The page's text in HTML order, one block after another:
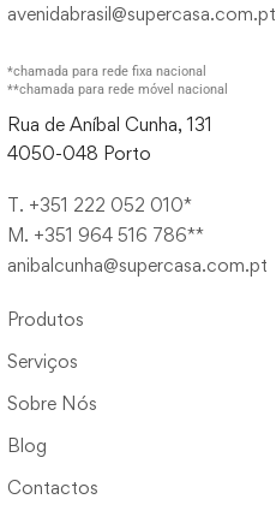
avenidabrasil@supercasa.com.pt
*chamada para rede fixa nacional
**chamada para rede móvel nacional
Rua de Aníbal Cunha, 131
4050-048 Porto
T. +351 222 052 010*
M. +351 964 516 786**
anibalcunha@supercasa.com.pt
Produtos
Serviços
Sobre Nós
Blog
Contactos